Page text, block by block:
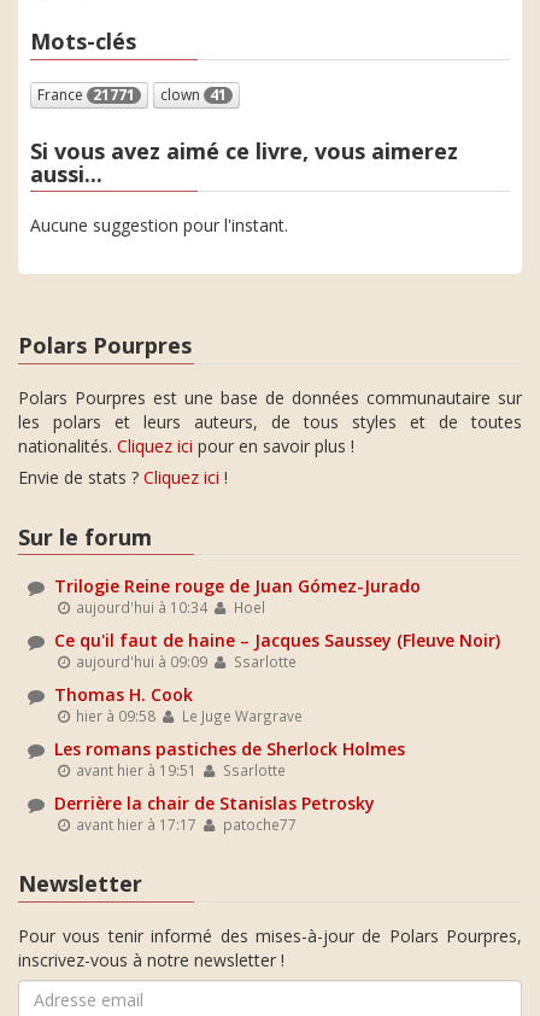
Mots-clés
France 21771 clown 41
Si vous avez aimé ce livre, vous aimerez
aussi...
Aucune suggestion pour l'instant.
Polars Pourpres
Polars Pourpres est une base de données communautaire sur
les polars et leurs auteurs, de tous styles et de toutes
nationalités. Cliquez ici pour en savoir plus !
Envie de stats ? Cliquez ici !
Sur le forum
Trilogie Reine rouge de Juan Gómez-Jurado
aujourd'hui à 10:34 Hoel
Ce qu'il faut de haine – Jacques Saussey (Fleuve Noir)
aujourd'hui à 09:09 Ssarlotte
Thomas H. Cook
hier à 09:58 Le Juge Wargrave
Les romans pastiches de Sherlock Holmes
avant hier à 19:51 Ssarlotte
Derrière la chair de Stanislas Petrosky
avant hier à 17:17 patoche77
Newsletter
Pour vous tenir informé des mises-à-jour de Polars Pourpres,
inscrivez-vous à notre newsletter !